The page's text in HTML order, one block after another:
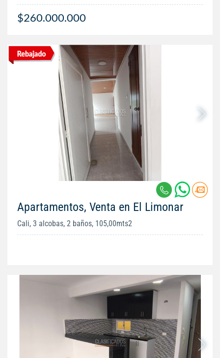
$260.000.000
Apartamentos, Venta en El Limonar
Cali, 3 alcobas, 2 baños, 105,00mts2